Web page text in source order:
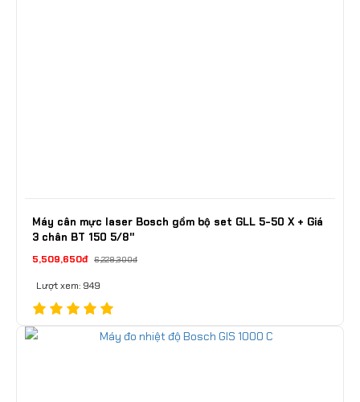
Máy cân mực laser Bosch gồm bộ set GLL 5-50 X + Giá
3 chân BT 150 5/8"
5,509,650đ 6,228,300đ
Lượt xem: 949